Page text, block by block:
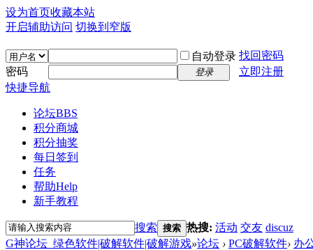
设为首页收藏本站
开启辅助访问 切换到窄版
自动登录 找回密码
密码
登录
立即注册
快捷导航
论坛BBS
积分商城
积分抽奖
每日签到
任务
帮助Help
新手教程
搜索 搜索 热搜: 活动 交友 discuz
G神论坛_绿色软件|破解软件|破解游戏»论坛 › PC破解软件› 办